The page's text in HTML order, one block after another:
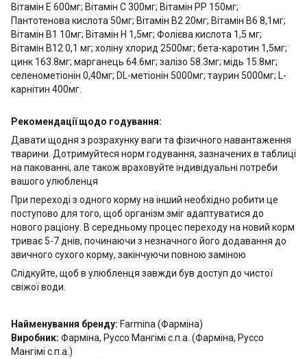
Вітамін Е 600мг; Вітамін С 300мг; Вітамін РР 150мг;
Пантотенова кислота 50мг; Вітамін В2 20мг; Вітамін В6 8,1мг;
Вітамін В1 10мг; Вітамін Н 1,5мг; Фолієва кислота 1,5 мг;
Вітамін В12 0,1 мг; холіну хлорид 2500мг; бета-каротин 1,5мг;
цинк 163.8мг; марганець 64.6мг; залізо 58.3мг; мідь 15.8мг;
селенометіонін 0,40мг; DL-метіонін 5000мг; таурин 5000мг; L-
карнітин 400мг.
Рекомендації щодо годування:
Давати щодня з розрахунку ваги та фізичного навантаження
тварини. Дотримуйтеся норм годування, зазначених в таблиці
на пакованні, але також враховуйте індивідуальні потреби
вашого улюбленця
При переході з одного корму на інший необхідно робити це
поступово для того, щоб організм зміг адаптуватися до
нового раціону. В середньому процес переходу на новий корм
триває 5-7 днів, починаючи з незначного його додавання до
звичного сухого корму, закінчуючи повною заміною
Слідкуйте, щоб в улюбленця завжди був доступ до чистої
свіжої води.
Найменування бренду: Farmina (Фарміна)
Виробник: Фарміна, Руссо Мангімі с.п.а. (Фарміна, Руссо
Мангімі с.п.а.)